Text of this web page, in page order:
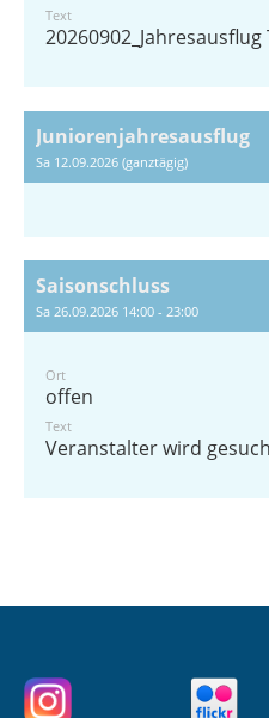
Text
Juniorenjahresausflug
Sa 12.09.2026 (ganztägig)
Saisonschluss
Sa 26.09.2026 14:00 - 23:00
Ort
offen
Text
Veranstalter wird